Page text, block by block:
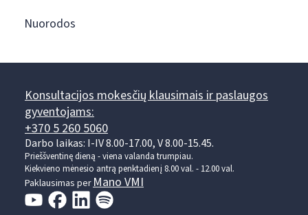
Nuorodos
Konsultacijos mokesčių klausimais ir paslaugos
gyventojams:
+370 5 260 5060
Darbo laikas: I-IV 8.00-17.00, V 8.00-15.45.
Prieššventinę dieną - viena valanda trumpiau.
Kiekvieno mėnesio antrą penktadienį 8.00 val. - 12.00 val.
Paklausimas perMano VMI